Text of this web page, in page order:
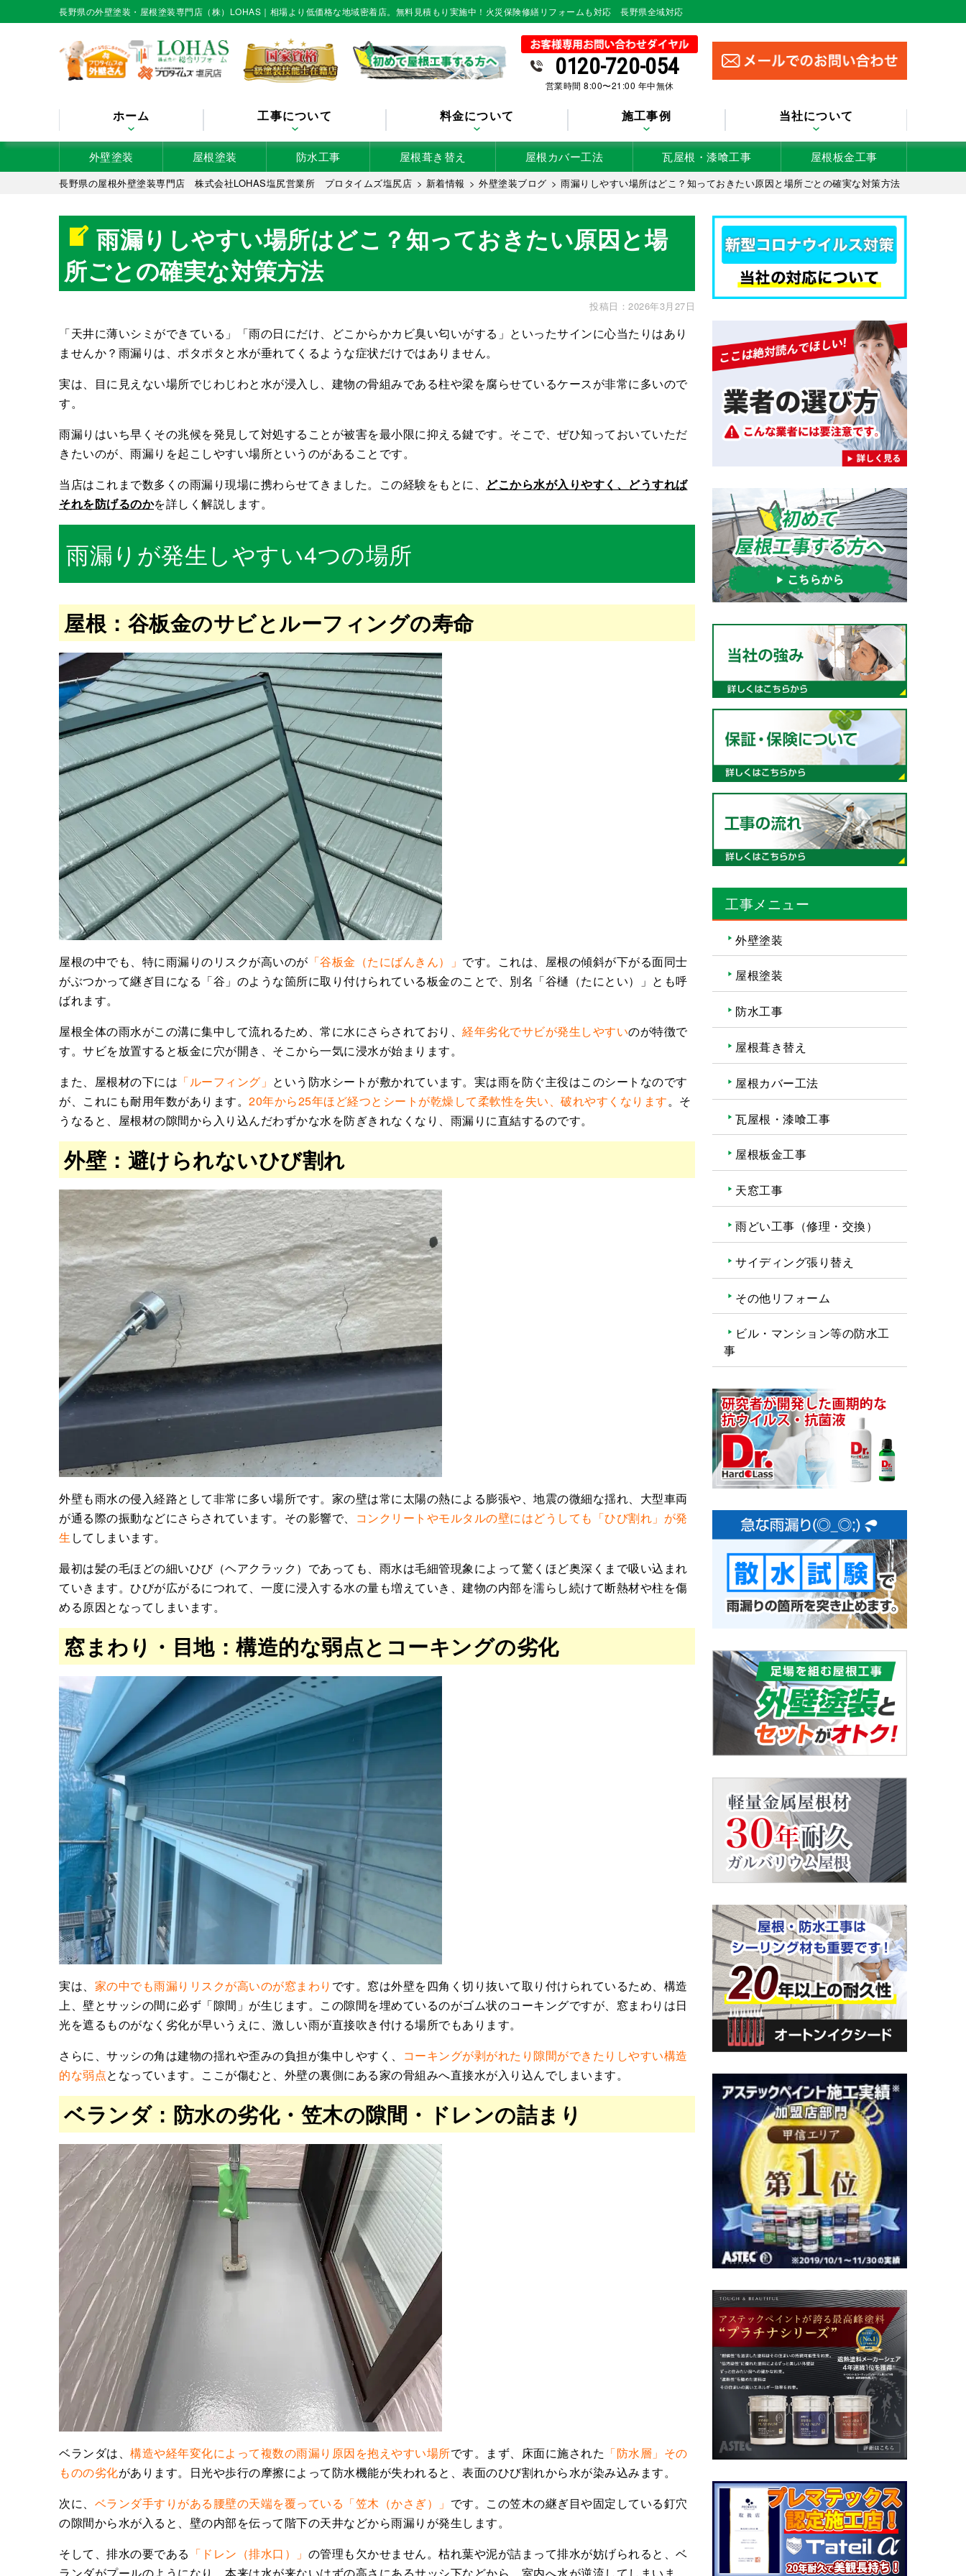
長野県の外壁塗装・屋根塗装専門店（株）LOHAS｜相場より低価格な地域密着店。無料見積もり実施中！火災保険修繕リフォームも対応 長野県全域対応
0120-720-054
営業時間 8:00〜21:00 年中無休
ホーム 工事について 料金について 施工事例 当社について
外壁塗装 屋根塗装 防水工事 屋根葺き替え 屋根カバー工法 瓦屋根・漆喰工事 屋根板金工事
長野県の屋根外壁塗装専門店 株式会社LOHAS塩尻営業所 プロタイムズ塩尻店 > 新着情報 > 外壁塗装ブログ > 雨漏りしやすい場所はどこ？知っておきたい原因と場所ごとの確実な対策方法
雨漏りしやすい場所はどこ？知っておきたい原因と場
所ごとの確実な対策方法
投稿日：2026年3月27日
「天井に薄いシミができている」「雨の日にだけ、どこからかカビ臭い匂いがする」といったサインに心当たりはあり
ませんか？雨漏りは、ポタポタと水が垂れてくるような症状だけではありません。
実は、目に見えない場所でじわじわと水が浸入し、建物の骨組みである柱や梁を腐らせているケースが非常に多いので
す。
雨漏りはいち早くその兆候を発見して対処することが被害を最小限に抑える鍵です。そこで、ぜひ知っておいていただ
きたいのが、雨漏りを起こしやすい場所というのがあることです。
当店はこれまで数多くの雨漏り現場に携わらせてきました。この経験をもとに、 どこから水が入りやすく、どうすれば
それを防げるのかを詳しく解説します。
雨漏りが発生しやすい4つの場所
屋根：谷板金のサビとルーフィングの寿命
屋根の中でも、特に雨漏りのリスクが高いのが 「谷板金（たにばんきん）」 です。これは、屋根の傾斜が下がる面同士
がぶつかって継ぎ目になる「谷」のような箇所に取り付けられている板金のことで、別名「谷樋（たにとい）」とも呼
ばれます。
屋根全体の雨水がこの溝に集中して流れるため、常に水にさらされており、 経年劣化でサビが発生しやすいのが特徴で
す。サビを放置すると板金に穴が開き、そこから一気に浸水が始まります。
また、屋根材の下には 「ルーフィング」 という防水シートが敷かれています。実は雨を防ぐ主役はこのシートなのです
が、これにも耐用年数があります。 20年から25年ほど経つとシートが乾燥して柔軟性を失い、破れやすくなります。そ
うなると、屋根材の隙間から入り込んだわずかな水を防ぎきれなくなり、雨漏りに直結するのです。
外壁：避けられないひび割れ
外壁も雨水の侵入経路として非常に多い場所です。家の壁は常に太陽の熱による膨張や、地震の微細な揺れ、大型車両
が通る際の振動などにさらされています。その影響で、
コンクリートやモルタルの壁にはどうしても「ひび割れ」が発
生 してしまいます。
最初は髪の毛ほどの細いひび（ヘアクラック）であっても、雨水は毛細管現象によって驚くほど奥深くまで吸い込まれ
ていきます。ひびが広がるにつれて、一度に浸入する水の量も増えていき、建物の内部を濡らし続けて断熱材や柱を傷
める原因となってしまいます。
窓まわり・目地：構造的な弱点とコーキングの劣化
実は、 家の中でも雨漏りリスクが高いのが窓まわり です。窓は外壁を四角く切り抜いて取り付けられているため、構造
上、壁とサッシの間に必ず「隙間」が生じます。この隙間を埋めているのがゴム状のコーキングですが、窓まわりは日
光を遮るものがなく劣化が早いうえに、激しい雨が直接吹き付ける場所でもあります。
さらに、サッシの角は建物の揺れや歪みの負担が集中しやすく、
コーキングが剥がれたり隙間ができたりしやすい構造
的な弱点となっています。ここが傷むと、外壁の裏側にある家の骨組みへ直接水が入り込んでしまいます。
ベランダ：防水の劣化・笠木の隙間・ドレンの詰まり
ベランダは、 構造や経年変化によって複数の雨漏り原因を抱えやすい場所です。まず、床面に施された 「防水層」その
ものの劣化があります。日光や歩行の摩擦によって防水機能が失われると、表面のひび割れから水が染み込みます。
次に、 ベランダ手すりがある腰壁の天端を覆っている「笠木（かさぎ）」 です。この笠木の継ぎ目や固定している釘穴
の隙間から水が入ると、壁の内部を伝って階下の天井などから雨漏りが発生します。
そして、排水の要である 「ドレン（排水口）」 の管理も欠かせません。枯れ葉や泥が詰まって排水が妨げられると、ベ
ランダがプールのようになり、本来は水が来ないはずの高さにあるサッシ下などから、室内へ水が逆流してしまいま
工事メニュー
外壁塗装
屋根塗装
防水工事
屋根葺き替え
屋根カバー工法
瓦屋根・漆喰工事
屋根板金工事
天窓工事
雨どい工事（修理・交換）
サイディング張り替え
その他リフォーム
ビル・マンション等の防水工
事